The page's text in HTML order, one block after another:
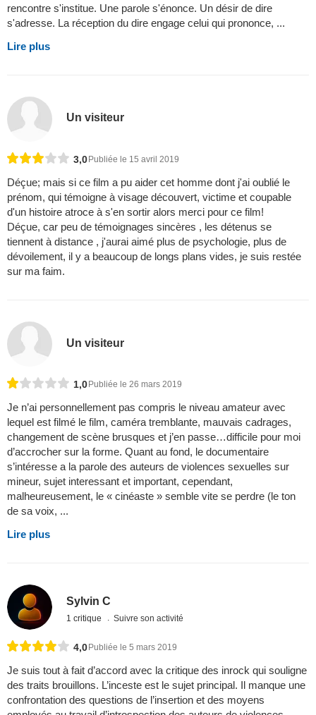
rencontre s'institue. Une parole s'énonce. Un désir de dire
s'adresse. La réception du dire engage celui qui prononce, ...
Lire plus
Un visiteur
3,0 Publiée le 15 avril 2019
Déçue; mais si ce film a pu aider cet homme dont j'ai oublié le
prénom, qui témoigne à visage découvert, victime et coupable
d'un histoire atroce à s'en sortir alors merci pour ce film!
Déçue, car peu de témoignages sincères , les détenus se
tiennent à distance , j'aurai aimé plus de psychologie, plus de
dévoilement, il y a beaucoup de longs plans vides, je suis restée
sur ma faim.
Un visiteur
1,0 Publiée le 26 mars 2019
Je n’ai personnellement pas compris le niveau amateur avec
lequel est filmé le film, caméra tremblante, mauvais cadrages,
changement de scène brusques et j’en passe…difficile pour moi
d’accrocher sur la forme. Quant au fond, le documentaire
s’intéresse a la parole des auteurs de violences sexuelles sur
mineur, sujet interessant et important, cependant,
malheureusement, le « cinéaste » semble vite se perdre (le ton
de sa voix, ...
Lire plus
Sylvin C
1 critique Suivre son activité
4,0 Publiée le 5 mars 2019
Je suis tout à fait d’accord avec la critique des inrock qui souligne
des traits brouillons. L’inceste est le sujet principal. Il manque une
confrontation des questions de l’insertion et des moyens